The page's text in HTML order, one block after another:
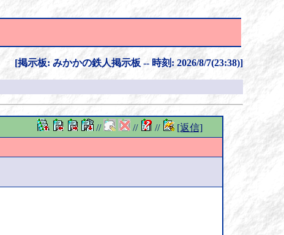
[掲示板: みかかの鉄人掲示板 -- 時刻: 2026/8/7(23:38)]
// // // [返信]